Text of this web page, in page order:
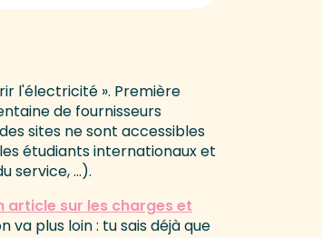
l'électricité ». Première
de fournisseurs
sites ne sont accessibles
étudiants internationaux et
service, ...).
article sur les charges et
va plus loin : tu sais déjà que